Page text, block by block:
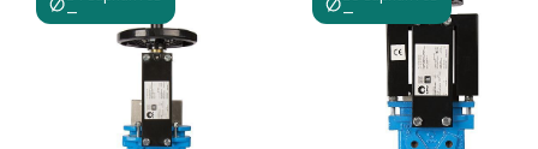
—
—